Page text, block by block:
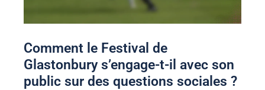
Comment le Festival de
Glastonbury s’engage-t-il avec son
public sur des questions sociales ?